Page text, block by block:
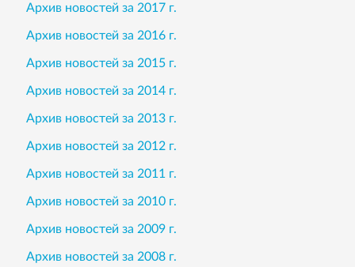
Архив новостей за 2017 г.
Архив новостей за 2016 г.
Архив новостей за 2015 г.
Архив новостей за 2014 г.
Архив новостей за 2013 г.
Архив новостей за 2012 г.
Архив новостей за 2011 г.
Архив новостей за 2010 г.
Архив новостей за 2009 г.
Архив новостей за 2008 г.